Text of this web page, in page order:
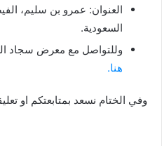
العنوان: عمرو بن سليم،
السعودية.
وللتواصل مع معرض سجاد
هنا.
وفي الختام نسعد بمتابعتكم او